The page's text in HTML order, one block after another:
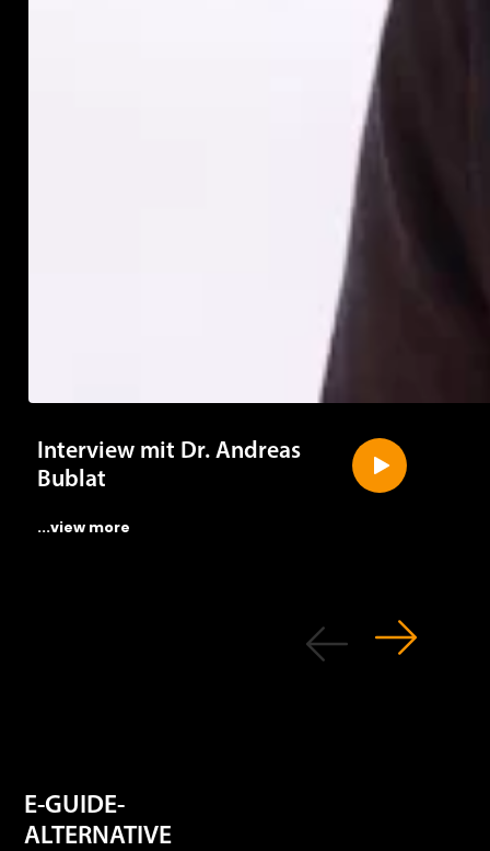
Interview mit Dr. Andreas
Bublat
...view more
E-GUIDE-
ALTERNATIVE